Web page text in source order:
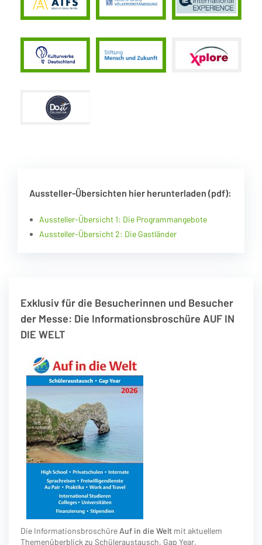
Aussteller-Übersichten hier herunterladen (pdf):
Aussteller-Übersicht 1: Die Programmangebote
Aussteller-Übersicht 2: Die Gastländer
Exklusiv für die Besucherinnen und Besucher
der Messe: Die Informationsbroschüre AUF IN
DIE WELT
Die InformationsbroschüreAuf in die Welt mit aktuellem
Themenüberblick zu Schüleraustausch, Gap Year,